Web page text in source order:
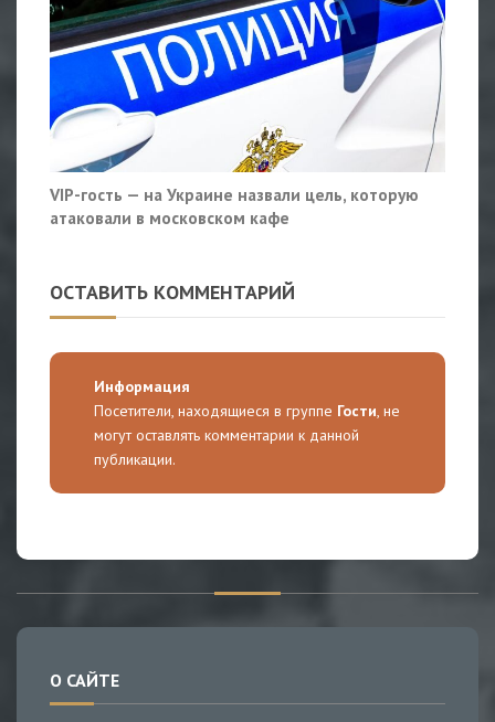
VIP-гость — на Украине назвали цель, которую
атаковали в московском кафе
ОСТАВИТЬ КОММЕНТАРИЙ
Информация
Посетители, находящиеся в группе Гости, не
могут оставлять комментарии к данной
публикации.
О САЙТЕ